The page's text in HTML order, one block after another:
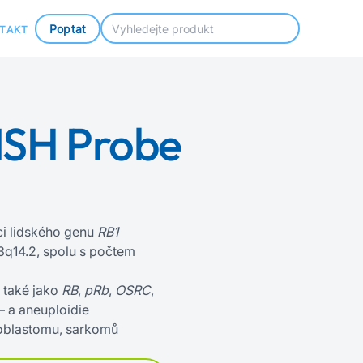
Poptat
Probe
lidského genu RB1
spolu s počtem
jako RB, pRb, OSRC,
a aneuploidie
sarkomů